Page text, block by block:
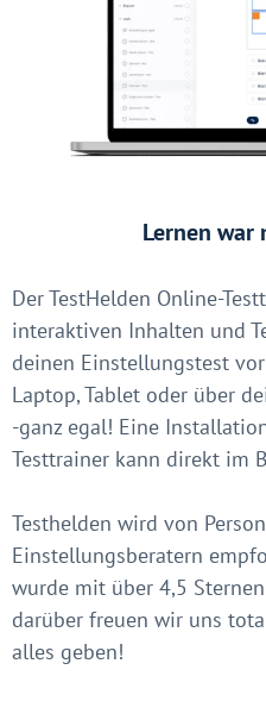
Lernen war
Der TestHelden Online-
interaktiven Inhalten und
deinen Einstellungstest
Laptop, Tablet oder über
-ganz egal! Eine
Testtrainer kann direkt im
Testhelden wird von
Einstellungsberatern
wurde mit über 4,5
darüber freuen wir uns
alles geben!